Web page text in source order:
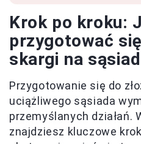
Krok po kroku:
przygotować
skargi na
Przygotowanie się do
uciążliwego sąsiada
przemyślanych działań.
znajdziesz kluczowe